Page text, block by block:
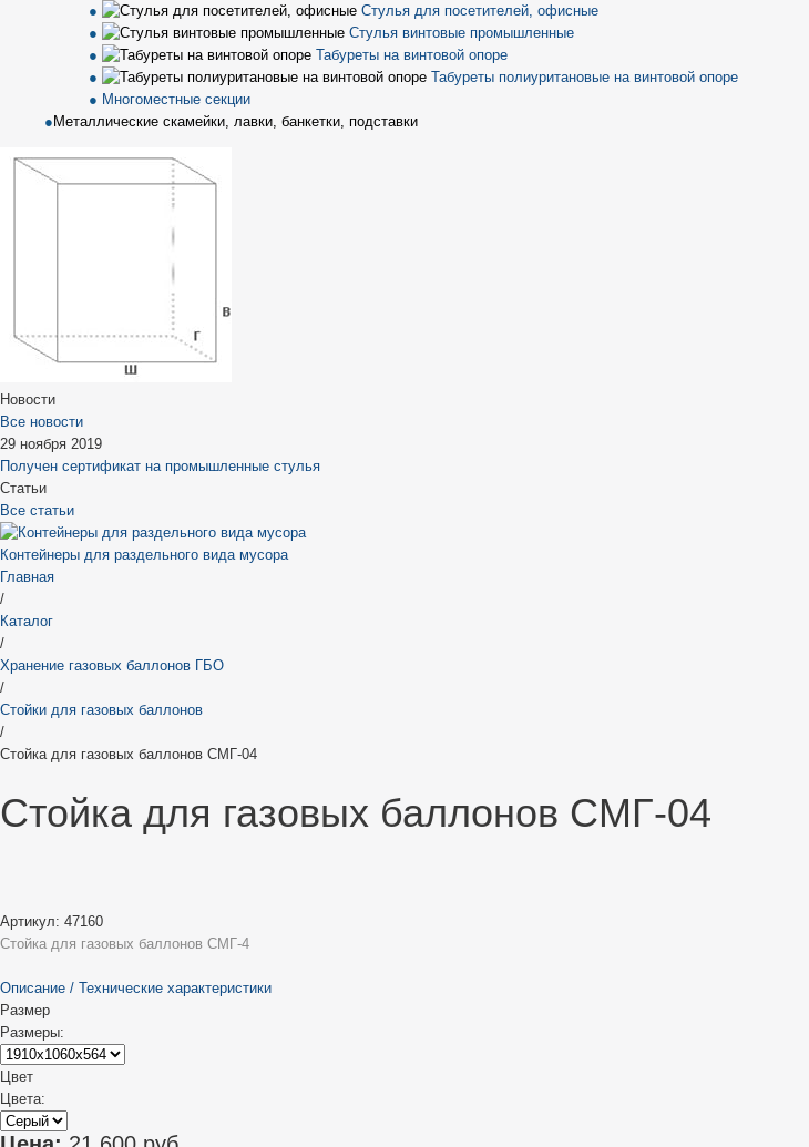
Стулья для посетителей, офисные
Стулья винтовые промышленные
Табуреты на винтовой опоре
Табуреты полиуритановые на винтовой опоре
Многоместные секции
Металлические скамейки, лавки, банкетки, подставки
Новости
Все новости
29 ноября 2019
Получен сертификат на промышленные стулья
Статьи
Все статьи
Контейнеры для раздельного вида мусора
Главная
/
Каталог
/
Хранение газовых баллонов ГБО
/
Стойки для газовых баллонов
/
Стойка для газовых баллонов СМГ-04
Стойка для газовых баллонов СМГ-04
Артикул: 47160
Стойка для газовых баллонов СМГ-4
Описание / Технические характеристики
Размер
Размеры:
Цвет
Цвета: